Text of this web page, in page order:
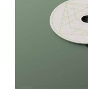
INVALIDITÀ CIVILE